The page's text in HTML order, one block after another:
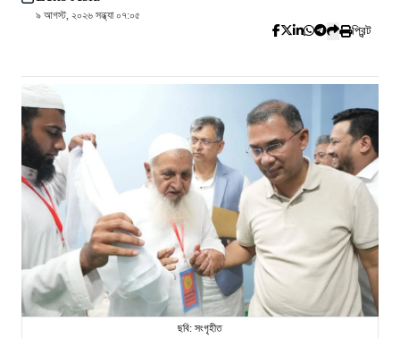
৯ আগস্ট, ২০২৬ সন্ধ্যা ০৭:০৫
প্রিন্ট
ছবি: সংগৃহীত